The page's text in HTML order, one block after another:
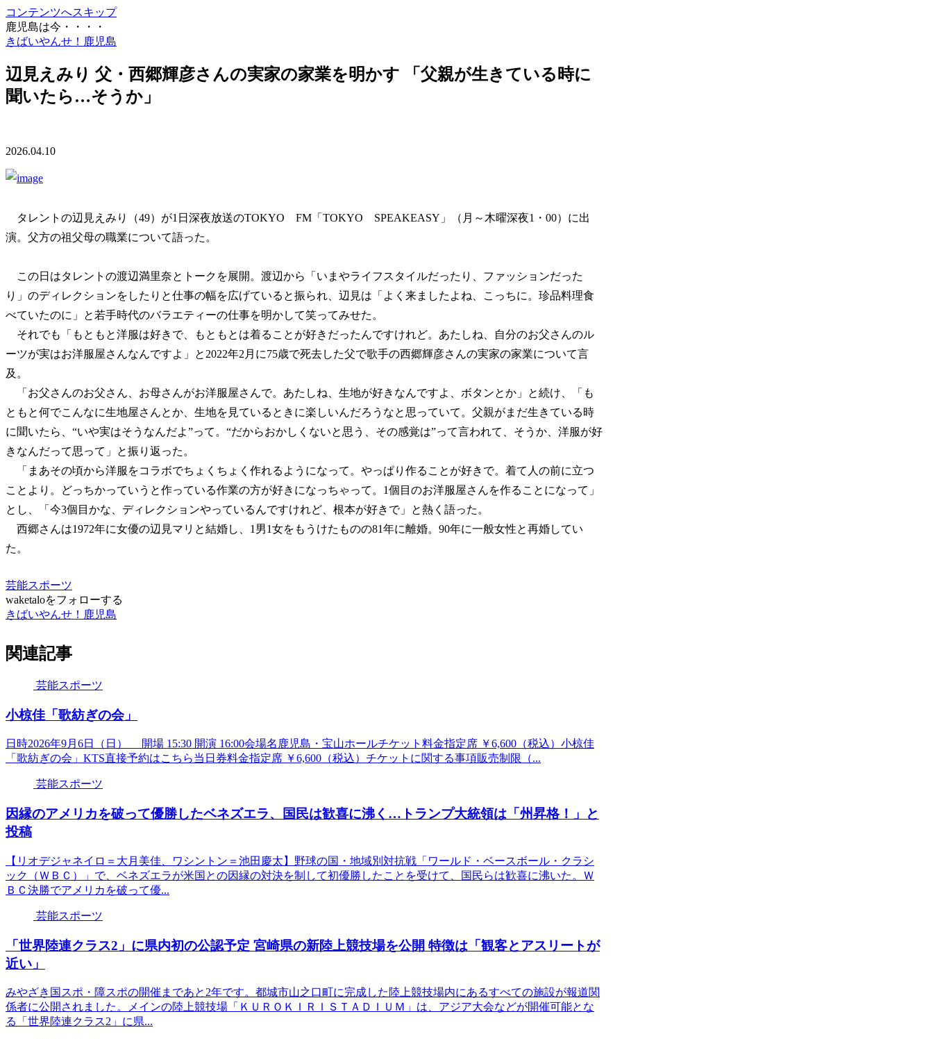
コンテンツへスキップ
鹿児島は今・・・・
きばいやんせ！鹿児島
辺見えみり 父・西郷輝彦さんの実家の家業を明かす 「父親が生きている時に
聞いたら…そうか」
2026.04.10
タレントの辺見えみり（49）が1日深夜放送のTOKYO FM「TOKYO SPEAKEASY」（月～木曜深夜1・00）に出
演。父方の祖父母の職業について語った。
この日はタレントの渡辺満里奈とトークを展開。渡辺から「いまやライフスタイルだったり、ファッションだった
り」のディレクションをしたりと仕事の幅を広げていると振られ、辺見は「よく来ましたよね、こっちに。珍品料理食
べていたのに」と若手時代のバラエティーの仕事を明かして笑ってみせた。
それでも「もともと洋服は好きで、もともとは着ることが好きだったんですけれど。あたしね、自分のお父さんのル
ーツが実はお洋服屋さんなんですよ」と2022年2月に75歳で死去した父で歌手の西郷輝彦さんの実家の家業について言
及。
「お父さんのお父さん、お母さんがお洋服屋さんで。あたしね、生地が好きなんですよ、ボタンとか」と続け、「も
ともと何でこんなに生地屋さんとか、生地を見ているときに楽しいんだろうなと思っていて。父親がまだ生きている時
に聞いたら、“いや実はそうなんだよ”って。“だからおかしくないと思う、その感覚は”って言われて、そうか、洋服が好
きなんだって思って」と振り返った。
「まあその頃から洋服をコラボでちょくちょく作れるようになって。やっぱり作ることが好きで。着て人の前に立つ
ことより。どっちかっていうと作っている作業の方が好きになっちゃって。1個目のお洋服屋さんを作ることになって」
とし、「今3個目かな、ディレクションやっているんですけれど、根本が好きで」と熱く語った。
西郷さんは1972年に女優の辺見マリと結婚し、1男1女をもうけたものの81年に離婚。90年に一般女性と再婚してい
た。
芸能スポーツ
waketaloをフォローする
きばいやんせ！鹿児島
関連記事
芸能スポーツ
小椋佳「歌紡ぎの会」
日時2026年9月6日（日） 開場 15:30 開演 16:00会場名鹿児島・宝山ホールチケット料金指定席 ￥6,600（税込）小椋佳
「歌紡ぎの会」KTS直接予約はこちら当日券料金指定席 ￥6,600（税込）チケットに関する事項販売制限（...
芸能スポーツ
因縁のアメリカを破って優勝したベネズエラ、国民は歓喜に沸く…トランプ大統領は「州昇格！」と
投稿
【リオデジャネイロ＝大月美佳、ワシントン＝池田慶太】野球の国・地域別対抗戦「ワールド・ベースボール・クラシ
ック（ＷＢＣ）」で、ベネズエラが米国との因縁の対決を制して初優勝したことを受けて、国民らは歓喜に沸いた。Ｗ
ＢＣ決勝でアメリカを破って優...
芸能スポーツ
「世界陸連クラス2」に県内初の公認予定 宮崎県の新陸上競技場を公開 特徴は「観客とアスリートが
近い」
みやざき国スポ・障スポの開催まであと2年です。都城市山之口町に完成した陸上競技場内にあるすべての施設が報道関
係者に公開されました。メインの陸上競技場「ＫＵＲＯＫＩＲＩＳＴＡＤＩＵＭ」は、アジア大会などが開催可能とな
る「世界陸連クラス2」に県...